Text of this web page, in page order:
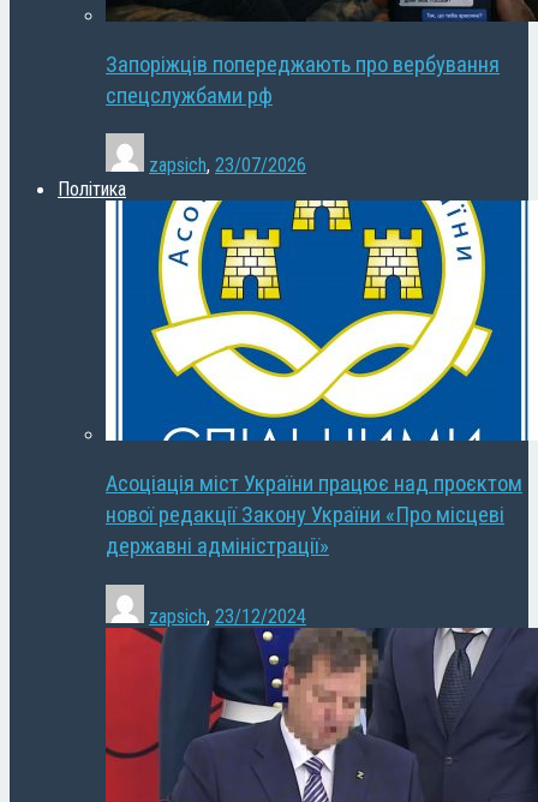
Запоріжців попереджають про вербування
спецслужбами рф
zapsich, 23/07/2026
Політика
Асоціація міст України працює над проєктом
нової редакції Закону України «Про місцеві
державні адміністрації»
zapsich, 23/12/2024